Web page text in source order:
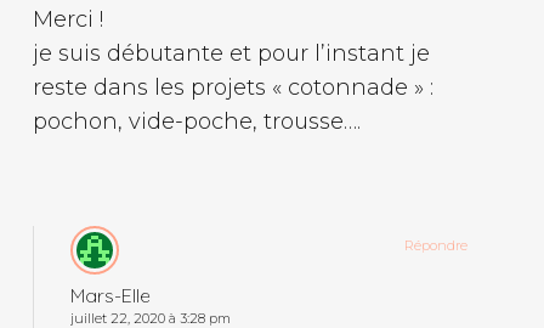
Merci !
je suis débutante et pour l’instant je
reste dans les projets « cotonnade » :
pochon, vide-poche, trousse….
Mars-Elle
juillet 22, 2020 à 3:28 pm
Répondre